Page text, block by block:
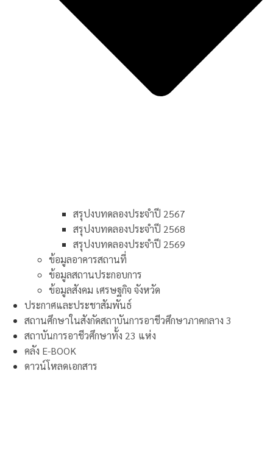
สรุปงบทดลองประจำปี 2567
สรุปงบทดลองประจำปี 2568
สรุปงบทดลองประจำปี 2569
ข้อมูลอาคารสถานที่
ข้อมูลสถานประกอบการ
ข้อมูลสังคม เศรษฐกิจ จังหวัด
ประกาศและประชาสัมพันธ์
สถานศึกษาในสังกัดสถาบันการอาชีวศึกษาภาคกลาง 3
สถาบันการอาชีวศึกษาทั้ง 23 แห่ง
คลัง E-BOOK
ดาวน์โหลดเอกสาร